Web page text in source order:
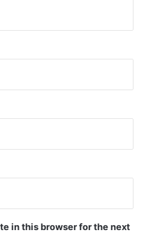
in this browser for the next